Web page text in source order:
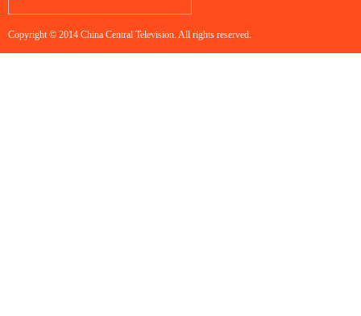
Copyright © 2014 China Central Television. All rights reserved.